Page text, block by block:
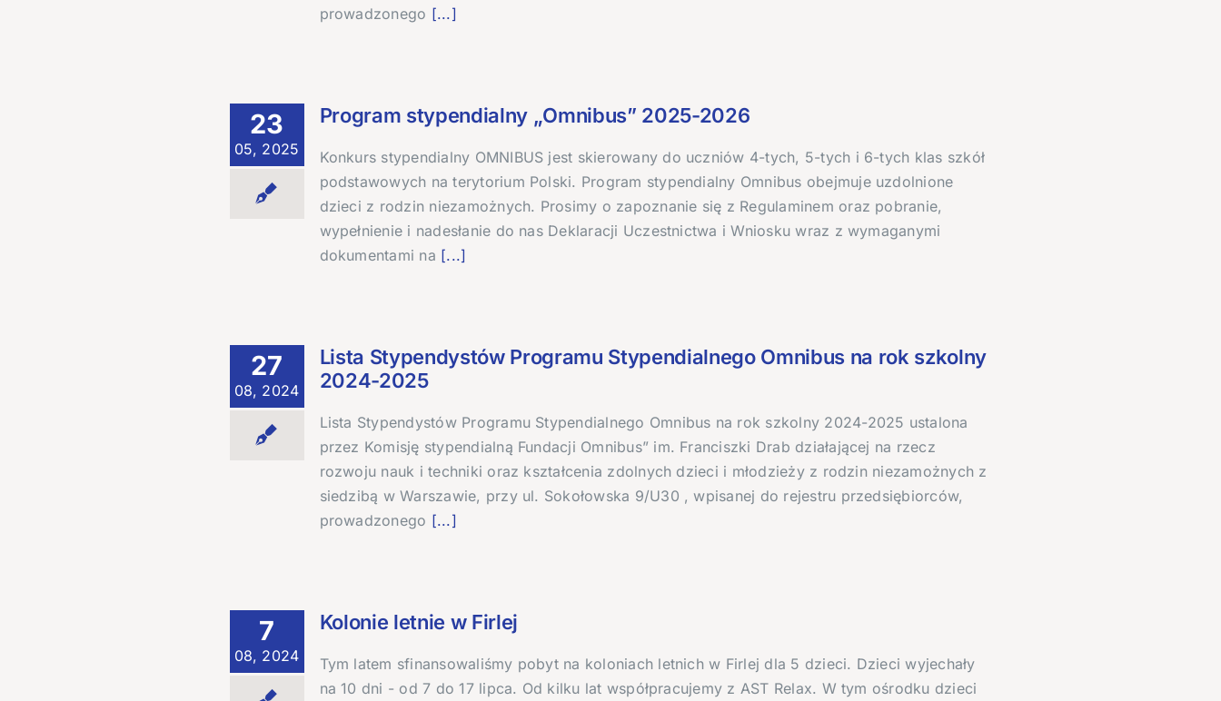
prowadzonego [...]
23
05, 2025
Program stypendialny „Omnibus” 2025-2026
Konkurs stypendialny OMNIBUS jest skierowany do uczniów 4-tych, 5-tych i 6-tych klas szkół
podstawowych na terytorium Polski. Program stypendialny Omnibus obejmuje uzdolnione
dzieci z rodzin niezamożnych. Prosimy o zapoznanie się z Regulaminem oraz pobranie,
wypełnienie i nadesłanie do nas Deklaracji Uczestnictwa i Wniosku wraz z wymaganymi
dokumentami na [...]
27
08, 2024
Lista Stypendystów Programu Stypendialnego Omnibus na rok szkolny
2024-2025
Lista Stypendystów Programu Stypendialnego Omnibus na rok szkolny 2024-2025 ustalona
przez Komisję stypendialną Fundacji Omnibus” im. Franciszki Drab działającej na rzecz
rozwoju nauk i techniki oraz kształcenia zdolnych dzieci i młodzieży z rodzin niezamożnych z
siedzibą w Warszawie, przy ul. Sokołowska 9/U30 , wpisanej do rejestru przedsiębiorców,
prowadzonego [...]
7
08, 2024
Kolonie letnie w Firlej
Tym latem sfinansowaliśmy pobyt na koloniach letnich w Firlej dla 5 dzieci. Dzieci wyjechały
na 10 dni - od 7 do 17 lipca. Od kilku lat współpracujemy z AST Relax. W tym ośrodku dzieci